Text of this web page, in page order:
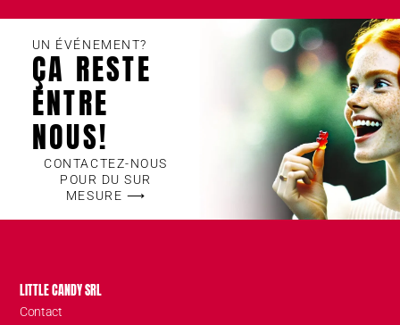
UN ÉVÉNEMENT?
ÇA RESTE
ENTRE
NOUS!
CONTACTEZ-NOUS
POUR DU SUR
MESURE ⟶
LITTLE CANDY SRL
Contact